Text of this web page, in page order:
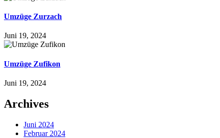
Umzüge Zurzach
Juni 19, 2024
Umzüge Zufikon
Juni 19, 2024
Archives
Juni 2024
Februar 2024